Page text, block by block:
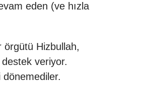
eden (ve hızla
örgütü Hizbullah,
destek veriyor.
dönemediler.